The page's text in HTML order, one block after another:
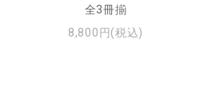
全3冊揃
8,800円(税込)